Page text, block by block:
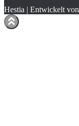
Hestia | Entwickelt von